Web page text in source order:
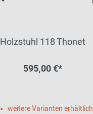
Holzstuhl 118 Thonet
595,00 €*
weitere Varianten erhältlich